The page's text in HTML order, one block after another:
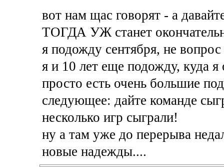
вот нам щас говорят - а
ТОГДА УЖ станет
я подожду сентября, не вопрос
я и 10 лет еще подожду, куда я
просто есть очень большие
следующее: дайте команде
несколько игр сыграли!
ну а там уже до перерыва
новые надежды....